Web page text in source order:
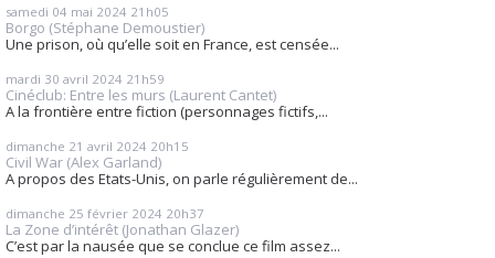
samedi 04 mai 2024 21h05
Borgo (Stéphane Demoustier)
Une prison, où qu’elle soit en France, est censée...
mardi 30 avril 2024 21h59
Cinéclub: Entre les murs (Laurent Cantet)
A la frontière entre fiction (personnages fictifs,...
dimanche 21 avril 2024 20h15
Civil War (Alex Garland)
A propos des Etats-Unis, on parle régulièrement de...
dimanche 25 février 2024 20h37
La Zone d’intérêt (Jonathan Glazer)
C’est par la nausée que se conclue ce film assez...